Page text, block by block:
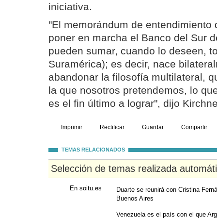
iniciativa.
"El memorándum de entendimiento
poner en marcha el Banco del Sur
pueden sumar, cuando lo deseen,
Suramérica); es decir, nace
abandonar la filosofía multilateral,
la que nosotros pretendemos, lo
es el fin último a lograr", dijo
Imprimir Rectificar Guardar Compartir
TEMAS RELACIONADOS
Selección de temas realizada
En soitu.es
Duarte se reunirá con Cristina
Buenos Aires
Venezuela es el país con el que